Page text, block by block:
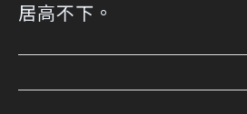
居高不下。